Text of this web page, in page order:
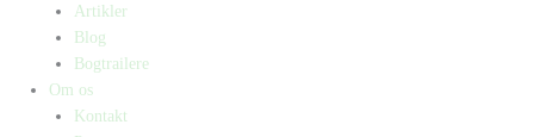
Artikler
Blog
Bogtrailere
Om os
Kontakt